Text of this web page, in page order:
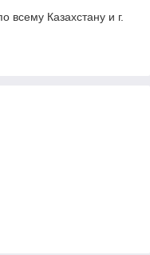
всему Казахстану и г.